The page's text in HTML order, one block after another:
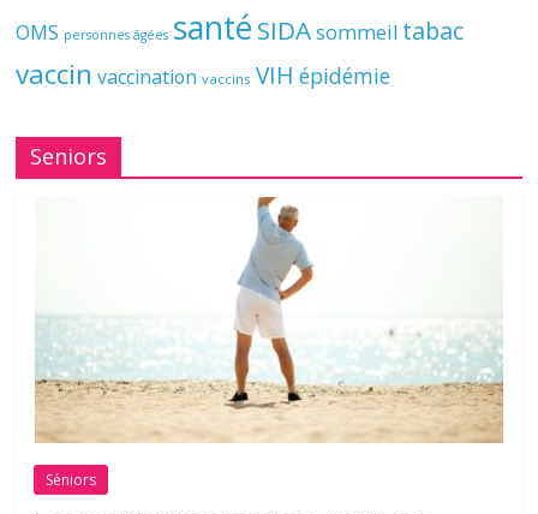
OMS personnes âgées santé SIDAsommeil tabac
vaccin vaccination vaccins VIH épidémie
Seniors
Séniors